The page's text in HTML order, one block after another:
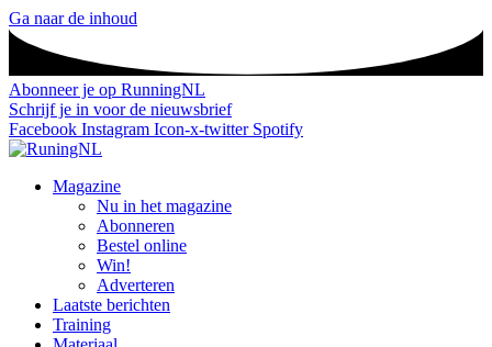
Ga naar de inhoud
Abonneer je op RunningNL
Schrijf je in voor de nieuwsbrief
Facebook Instagram Icon-x-twitter Spotify
Magazine
Nu in het magazine
Abonneren
Bestel online
Win!
Adverteren
Laatste berichten
Training